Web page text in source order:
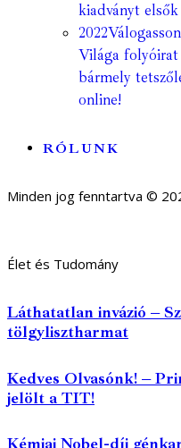
kiadványt
2022
Világa folyóirat
bármely
online!
RÓLUNK
Minden jog fenntartva ©
Élet és Tudomány
Láthatatlan invázió –
tölgylisztharmat
Kedves Olvasónk! –
jelölt a TIT!
Kémiai Nobel-díj